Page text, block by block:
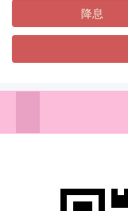
降息